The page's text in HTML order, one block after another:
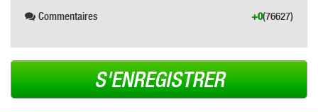
Commentaires (76627)
+0
S'ENREGISTRER